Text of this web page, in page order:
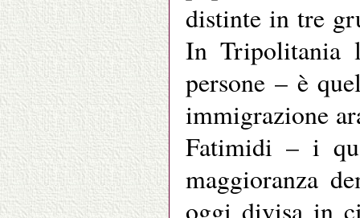
distinte in tre
In Tripolitania
persone – è
immigrazione
Fatimidi – i
maggioranza
oggi divisa in